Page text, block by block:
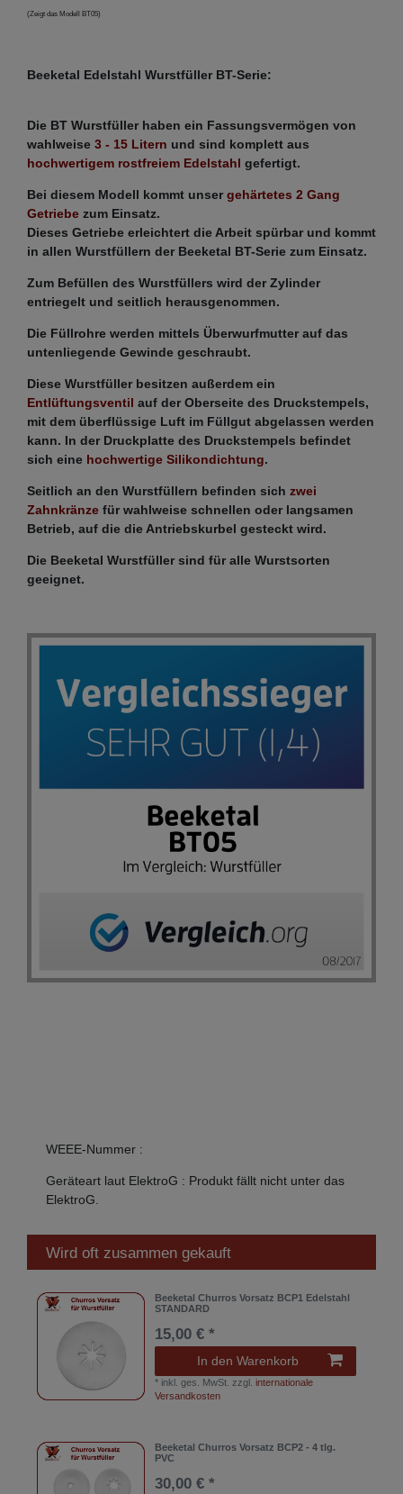
(Zeigt das Modell BT05)
Beeketal Edelstahl Wurstfüller BT-Serie:
Die BT Wurstfüller haben ein Fassungsvermögen von
wahlweise 3 - 15 Litern und sind komplett aus
hochwertigem rostfreiem Edelstahl gefertigt.
Bei diesem Modell kommt unser gehärtetes 2 Gang
Getriebe zum Einsatz.
Dieses Getriebe erleichtert die Arbeit spürbar und kommt
in allen Wurstfüllern der Beeketal BT-Serie zum Einsatz.
Zum Befüllen des Wurstfüllers wird der Zylinder
entriegelt und seitlich herausgenommen.
Die Füllrohre werden mittels Überwurfmutter auf das
untenliegende Gewinde geschraubt.
Diese Wurstfüller besitzen außerdem ein
Entlüftungsventil auf der Oberseite des Druckstempels,
mit dem überflüssige Luft im Füllgut abgelassen werden
kann. In der Druckplatte des Druckstempels befindet
sich eine hochwertige Silikondichtung.
Seitlich an den Wurstfüllern befinden sich zwei
Zahnkränze für wahlweise schnellen oder langsamen
Betrieb, auf die die Antriebskurbel gesteckt wird.
Die Beeketal Wurstfüller sind für alle Wurstsorten
geeignet.
WEEE-Nummer :
Geräteart laut ElektroG : Produkt fällt nicht unter das
ElektroG.
Wird oft zusammen gekauft
Beeketal Churros Vorsatz BCP1 Edelstahl
STANDARD
15,00 € *
In den Warenkorb
* inkl. ges. MwSt. zzgl.internationale
Versandkosten
Beeketal Churros Vorsatz BCP2 - 4 tlg.
PVC
30,00 € *